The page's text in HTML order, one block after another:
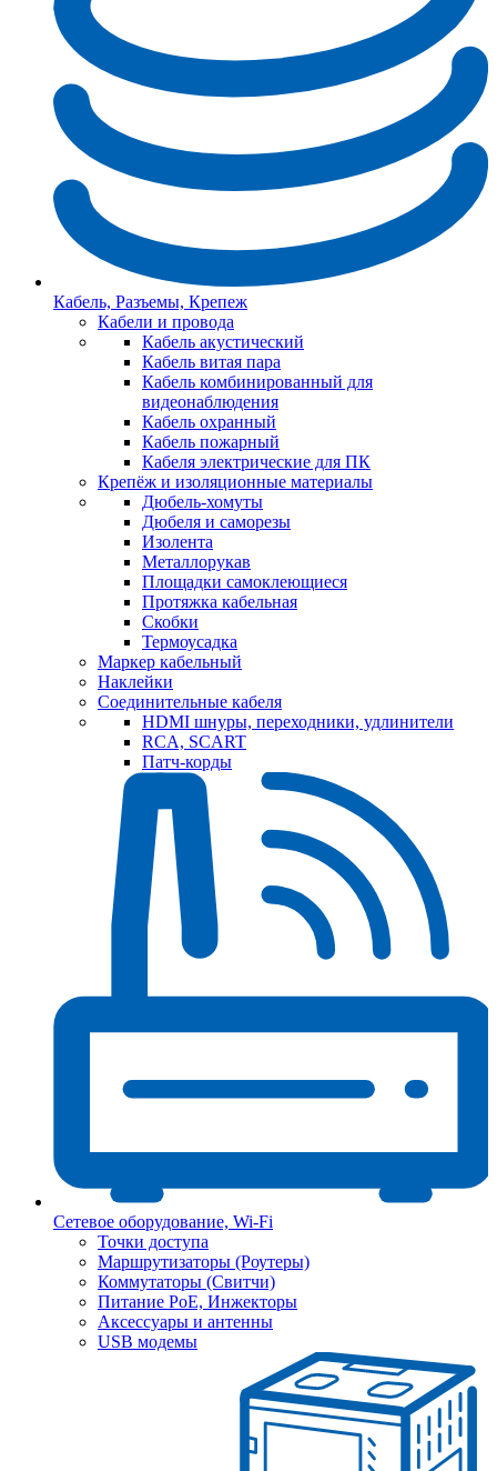
Кабель, Разъемы, Крепеж
Кабели и провода
Кабель акустический
Кабель витая пара
Кабель комбинированный для
видеонаблюдения
Кабель охранный
Кабель пожарный
Кабеля электрические для ПК
Крепёж и изоляционные материалы
Дюбель-хомуты
Дюбеля и саморезы
Изолента
Металлорукав
Площадки самоклеющиеся
Протяжка кабельная
Скобки
Термоусадка
Маркер кабельный
Наклейки
Соединительные кабеля
HDMI шнуры, переходники, удлинители
RCA, SCART
Патч-корды
Сетевое оборудование, Wi-Fi
Точки доступа
Маршрутизаторы (Роутеры)
Коммутаторы (Свитчи)
Питание PoE, Инжекторы
Аксессуары и антенны
USB модемы